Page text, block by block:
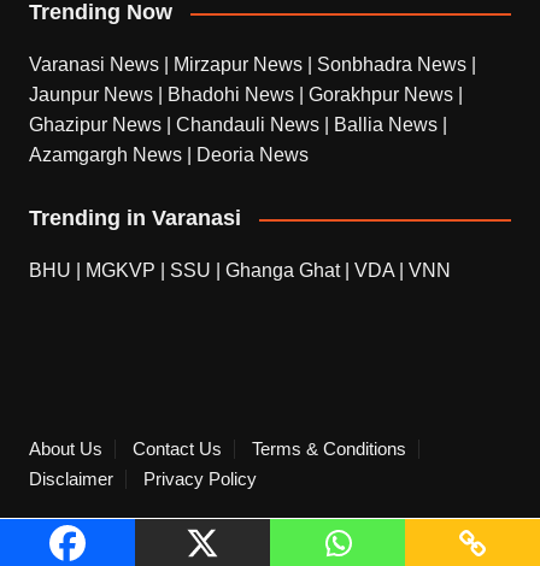
Trending Now
Varanasi News Mirzapur News Sonbhadra News
Jaunpur News
Bhadohi News Gorakhpur News
Ghazipur News
Chandauli News Ballia News
Azamgargh News
Deoria News
Trending in Varanasi
BHU MGKVP SSU Ghanga Ghat| VDA VNN
About Us Contact Us
Terms & Conditions
Disclaimer
Privacy Policy